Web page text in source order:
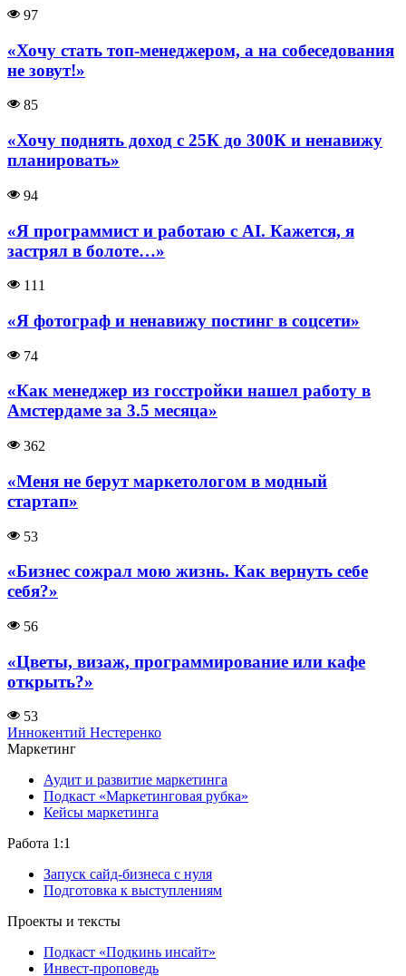
97
«Хочу стать топ-менеджером, а на собеседования
не зовут!»
85
«Хочу поднять доход с 25К до 300К и ненавижу
планировать»
94
«Я программист и работаю с AI. Кажется, я
застрял в болоте…»
111
«Я фотограф и ненавижу постинг в соцсети»
74
«Как менеджер из госстройки нашел работу в
Амстердаме за 3.5 месяца»
362
«Меня не берут маркетологом в модный
стартап»
53
«Бизнес сожрал мою жизнь. Как вернуть себе
себя?»
56
«Цветы, визаж, программирование или кафе
открыть?»
53
Иннокентий Нестеренко
Маркетинг
Аудит и развитие маркетинга
Подкаст «Маркетинговая рубка»
Кейсы маркетинга
Работа 1:1
Запуск сайд-бизнеса с нуля
Подготовка к выступлениям
Проекты и тексты
Подкаст «Подкинь инсайт»
Инвест-проповедь